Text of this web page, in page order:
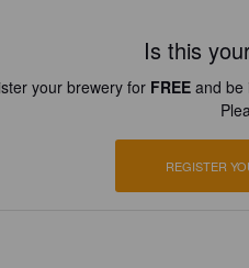
Is this
your brewery for FREEand be
REGISTER